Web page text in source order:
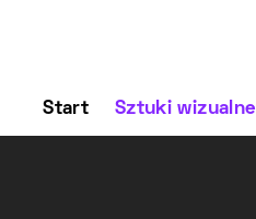
Start Sztuki wizualne